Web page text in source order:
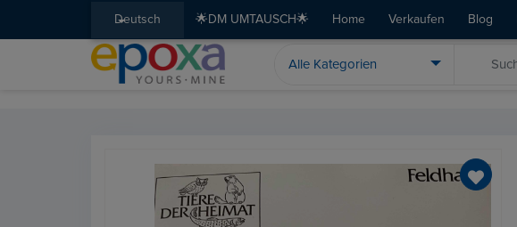
Deutsch 🌟DM UMTAUSCH🌟 Home Verkaufen Blog